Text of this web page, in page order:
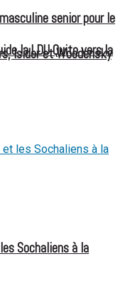
la LDU Quito vers la
Sochaliens à la
senior pour le
Isidor et Woodensky